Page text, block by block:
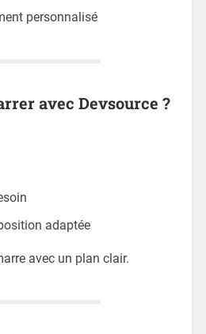
personnalisé
avec Devsource ?
adaptée
avec un plan clair.